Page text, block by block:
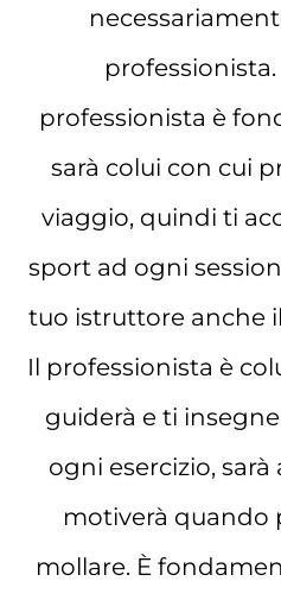
professionista è
sarà colui con cui
viaggio, quindi ti
sport ad ogni
tuo istruttore anche
Il professionista è
guiderà e ti
ogni esercizio,
motiverà quando
mollare. È